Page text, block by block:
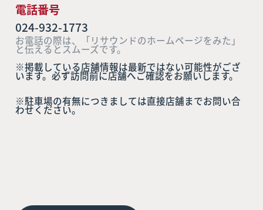
電話番号
024-932-1773
お電話の際は、「リサウンドのホームページをみた」
と伝えるとスムーズです。
※掲載している店舗情報は最新ではない可能性がござ
います。必ず訪問前に店舗へご確認をお願いします。
※駐車場の有無につきましては直接店舗までお問い合
わせください。